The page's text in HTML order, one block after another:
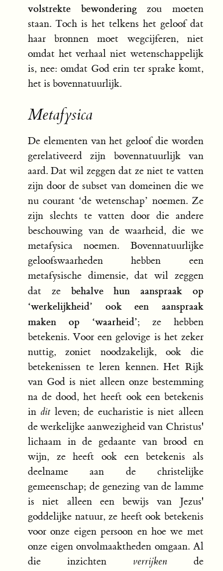
volstrekte bewonderingzou moeten
staan. Toch is het telkens het geloof dat
haar bronnen moet wegcijferen, niet
omdat het verhaal niet wetenschappelijk
is, nee: omdat God erin ter sprake komt,
het is bovennatuurlijk.
Metafysica
De elementen van het geloof die worden
gerelativeerd zijn bovennatuurlijk van
aard. Dat wil zeggen dat ze niet te vatten
zijn door de subset van domeinen die we
nu courant ‘de wetenschap’ noemen. Ze
zijn slechts te vatten door die andere
beschouwing van de waarheid, die we
metafysica noemen. Bovennatuurlijke
geloofswaarheden hebben een
metafysische dimensie, dat wil zeggen
dat ze behalve hun aanspraak op
‘werkelijkheid’ ook een aanspraak
maken op ‘waarheid’; ze hebben
betekenis. Voor een gelovige is het zeker
nuttig, zoniet noodzakelijk, ook die
betekenissen te leren kennen. Het Rijk
van God is niet alleen onze bestemming
na de dood, het heeft ook een betekenis
in dit leven; de eucharistie is niet alleen
de werkelijke aanwezigheid van Christus'
lichaam in de gedaante van brood en
wijn, ze heeft ook een betekenis als
deelname aan de christelijke
gemeenschap; de genezing van de lamme
is niet alleen een bewijs van Jezus'
goddelijke natuur, ze heeft ook betekenis
voor onze eigen persoon en hoe we met
onze eigen onvolmaaktheden omgaan. Al
die inzichten verrijkende